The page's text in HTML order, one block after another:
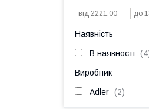
Наявність
В наявності 4
Виробник
Adler 2